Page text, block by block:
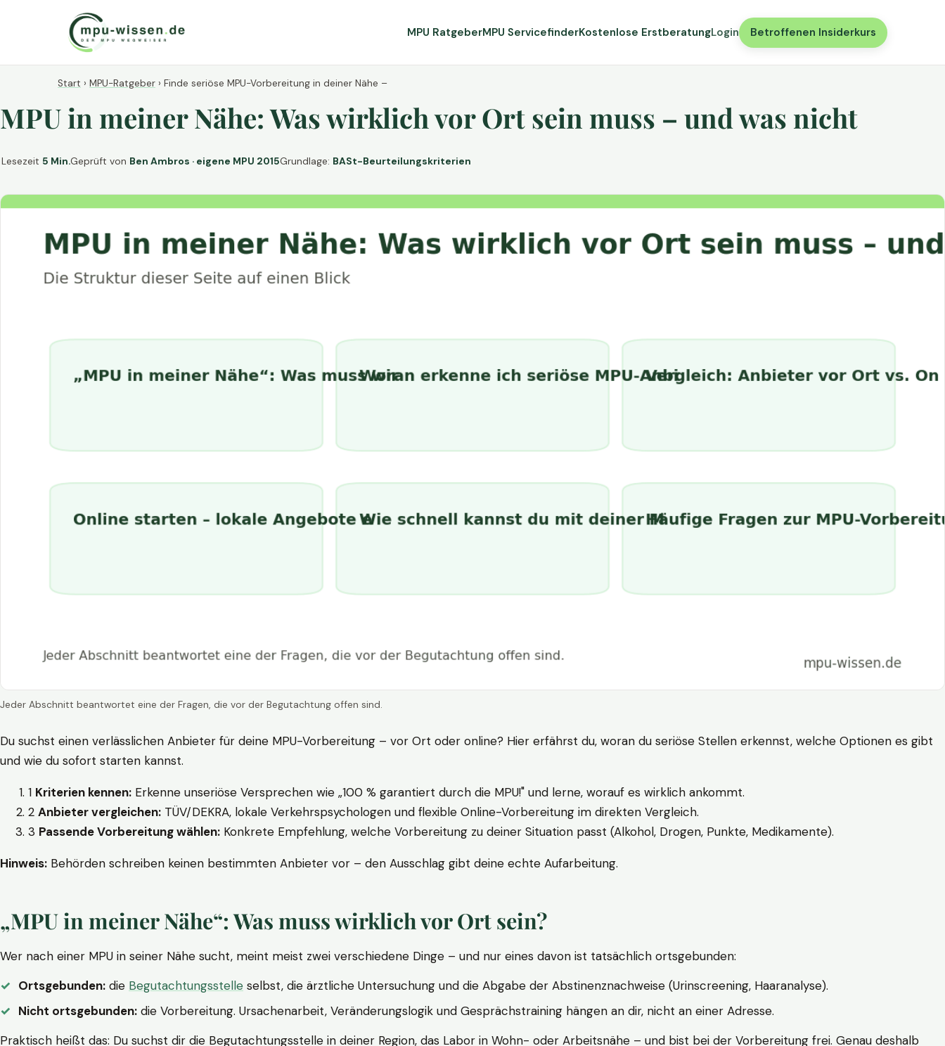
MPU RatgeberMPU ServicefinderKostenlose ErstberatungLogin Betroffenen Insiderkurs
Start › MPU-Ratgeber › Finde seriöse MPU-Vorbereitung in deiner Nähe –
MPU in meiner Nähe: Was wirklich vor Ort sein muss – und was nicht
Lesezeit 5 Min.Geprüft von Ben Ambros · eigene MPU 2015Grundlage: BASt-Beurteilungskriterien
Jeder Abschnitt beantwortet eine der Fragen, die vor der Begutachtung offen sind.
Du suchst einen verlässlichen Anbieter für deine MPU-Vorbereitung – vor Ort oder online? Hier erfährst du, woran du seriöse Stellen erkennst, welche Optionen es gibt
und wie du sofort starten kannst.
1 Kriterien kennen: Erkenne unseriöse Versprechen wie „100 % garantiert durch die MPU!" und lerne, worauf es wirklich ankommt.
2 Anbieter vergleichen: TÜV/DEKRA, lokale Verkehrspsychologen und flexible Online-Vorbereitung im direkten Vergleich.
3 Passende Vorbereitung wählen: Konkrete Empfehlung, welche Vorbereitung zu deiner Situation passt (Alkohol, Drogen, Punkte, Medikamente).
Hinweis: Behörden schreiben keinen bestimmten Anbieter vor – den Ausschlag gibt deine echte Aufarbeitung.
„MPU in meiner Nähe“: Was muss wirklich vor Ort sein?
Wer nach einer MPU in seiner Nähe sucht, meint meist zwei verschiedene Dinge – und nur eines davon ist tatsächlich ortsgebunden:
Ortsgebunden: die Begutachtungsstelle selbst, die ärztliche Untersuchung und die Abgabe der Abstinenznachweise (Urinscreening, Haaranalyse).
Nicht ortsgebunden: die Vorbereitung. Ursachenarbeit, Veränderungslogik und Gesprächstraining hängen an dir, nicht an einer Adresse.
Praktisch heißt das: Du suchst dir die Begutachtungsstelle in deiner Region, das Labor in Wohn- oder Arbeitsnähe – und bist bei der Vorbereitung frei. Genau deshalb